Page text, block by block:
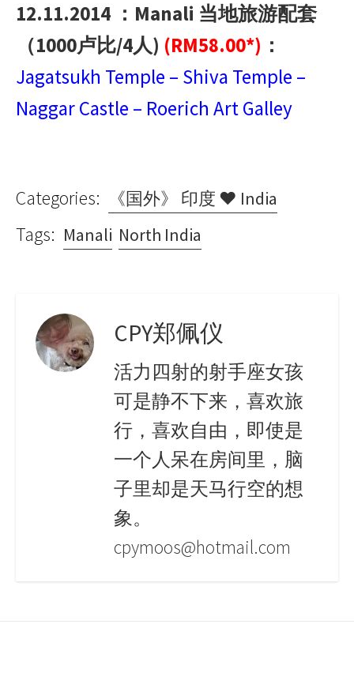
12.11.2014 ：Manali 当地旅游配套
（1000卢比/4人) (RM58.00*) ：
Jagatsukh Temple – Shiva Temple –
Naggar Castle – Roerich Art Galley
Categories: 《国外》 印度 ♥ India
Tags: Manali North India
CPY郑佩仪
活力四射的射手座女孩
可是静不下来，喜欢旅
行，喜欢自由，即使是
一个人呆在房间里，脑
子里却是天马行空的想
象。
cpymoos@hotmail.com